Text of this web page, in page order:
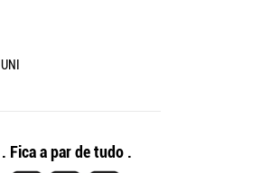
UNI
. Fica a par de tudo .